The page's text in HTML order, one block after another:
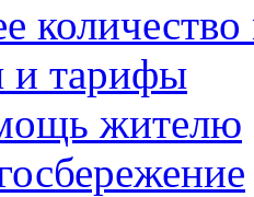
тарифы
жителю